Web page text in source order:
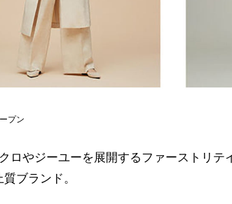
プン
ロやジーユーを展開するファーストリテ
ブランド。